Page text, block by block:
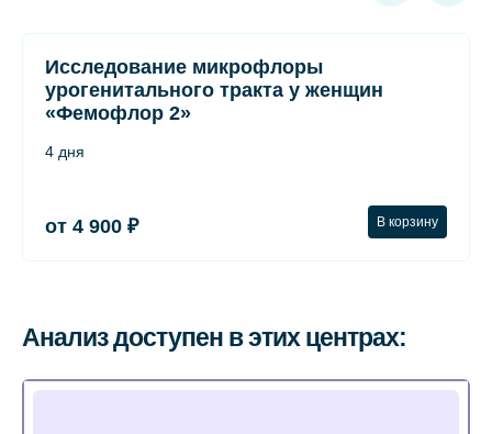
Исследование микрофлоры
урогенитального тракта у женщин
«Фемофлор 2»
4 дня
от 4 900 ₽ В корзину
Анализ доступен в этих центрах: